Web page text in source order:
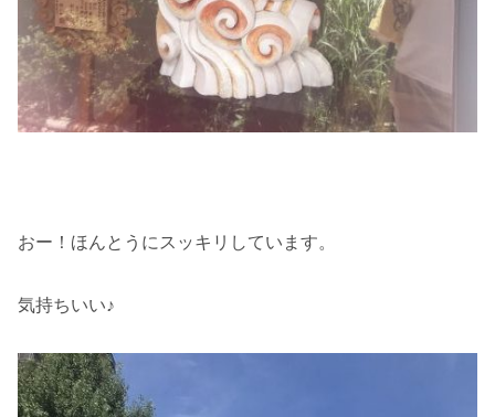
おー！ほんとうにスッキリしています。
気持ちいい♪